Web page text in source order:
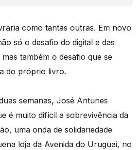
como tantas outras. Em novo
só o desafio do digital e das
também o desafio que se
do próprio livro.
semanas, José Antunes
é muito difícil a sobrevivência da
uma onda de solidariedade
loja da Avenida do Uruguai, no